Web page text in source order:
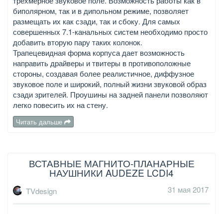
биполярном, так и в дипольном режиме, позволяет
размещать их как сзади, так и сбоку. Для самых
совершенных 7.1-канальных систем необходимо просто
добавить вторую пару таких колонок.
Трапецевидная форма корпуса дает возможность
направить драйверы и твитеры в противоположные
стороны, создавая более реалистичное, диффузное
звуковое поле и широкий, полный жизни звуковой образ
сзади зрителей. Проушины на задней панели позволяют
легко повесить их на стену.
Читать дальше
ВСТАВНЫЕ МАГНИТО-ПЛАНАРНЫЕ
НАУШНИКИ AUDEZE LCDI4
TVdesign 31 мая 2017